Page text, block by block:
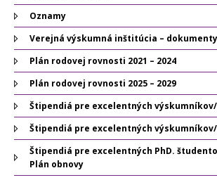
Oznamy
Verejná výskumná inštitúcia – dokumenty
Plán rodovej rovnosti 2021 – 2024
Plán rodovej rovnosti 2025 – 2029
Štipendiá pre excelentných
Štipendiá pre excelentných výskumníkov/
Štipendiá pre excelentných PhD.
Plán obnovy